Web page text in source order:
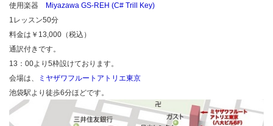
使用楽器 Miyazawa GS-REH (C# Trill Key)
1レッスン50分
料金は￥13,000（税込）
通訳付きです。
13：00より5枠設けております。
会場は、
ミヤザワフルートアトリエ東京
池袋駅より徒歩6分ほどです。